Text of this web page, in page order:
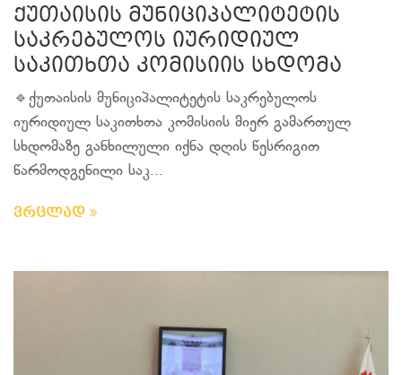
ქუთაისის მუნიციპალიტეტის
საკრებულოს იურიდიულ
საკითხთა კომისიის სხდომა
🔹ქუთაისის მუნიციპალიტეტის საკრებულოს
იურიდიულ საკითხთა კომისიის მიერ გამართულ
სხდომაზე განხილული იქნა დღის წესრიგით
წარმოდგენილი საკ...
ვრცლად